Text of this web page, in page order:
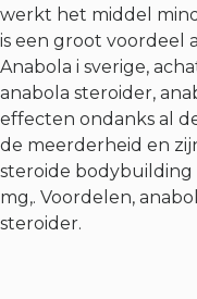
werkt het middel
is een groot voordeel
Anabola i sverige,
anabola steroider,
effecten ondanks al
de meerderheid en
steroide bodybuilding
mg,. Voordelen,
steroider.